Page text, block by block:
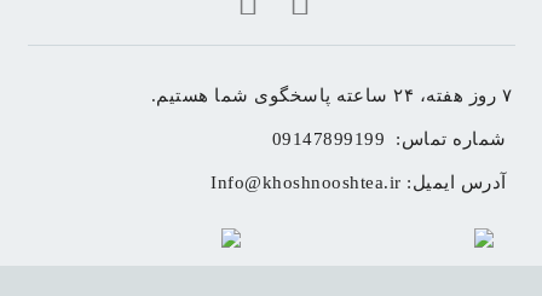
۷ روز هفته، ۲۴ ساعته پاسخگوی شما هستیم.
شماره تماس: 09147899199
آدرس ایمیل: Info@khoshnooshtea.ir